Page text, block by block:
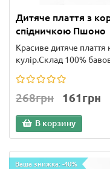
Дитяче плаття з
спідничкою Пшоно
Красиве дитяче плаття
кулір.Склад 100%
268грн 161грн
В корзину
Ваша знижка: -40%